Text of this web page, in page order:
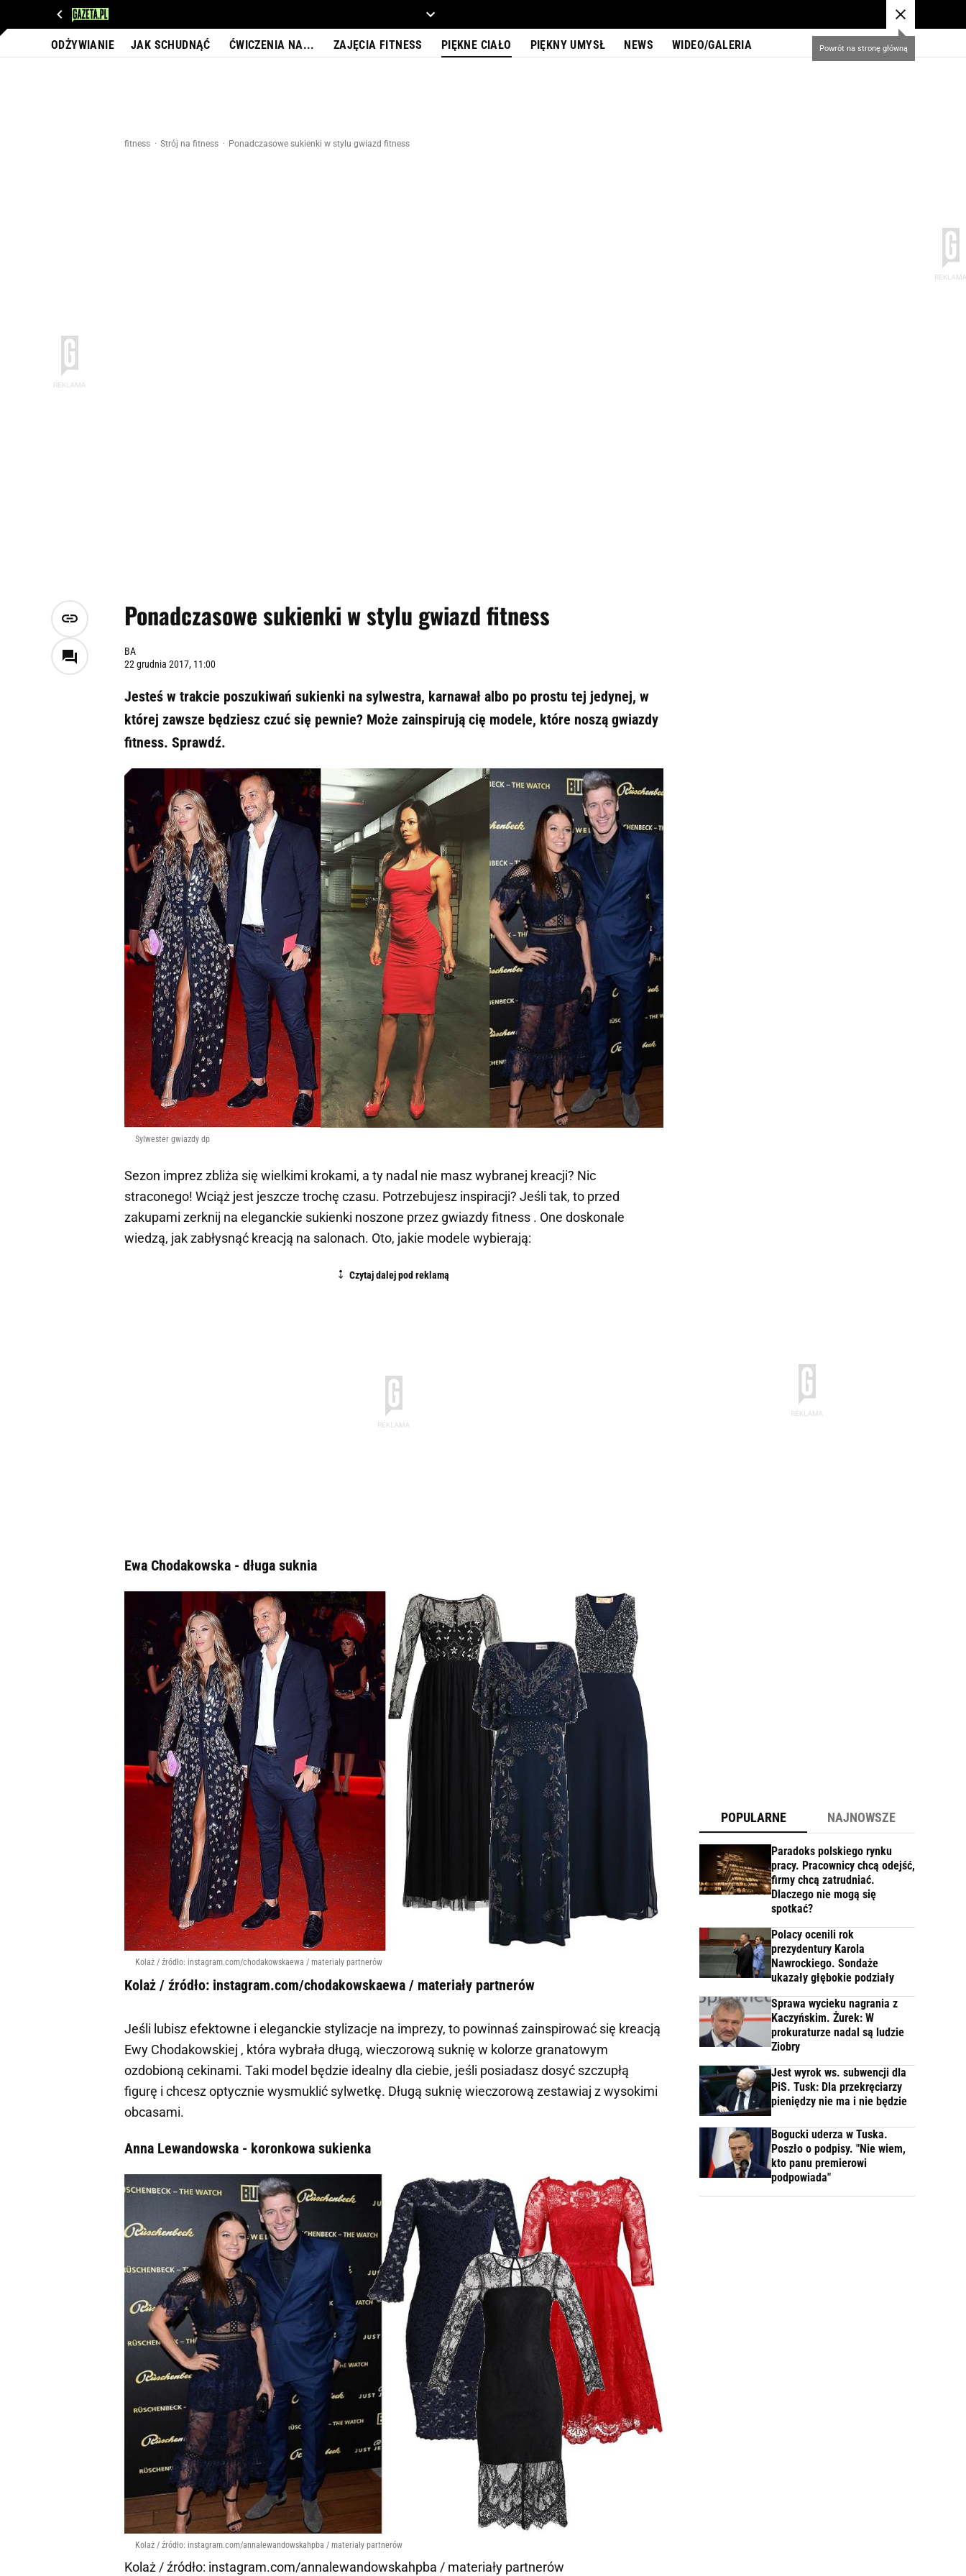
ODŻYWIANIE JAK SCHUDNĄĆ ĆWICZENIA NA... ZAJĘCIA FITNESS PIĘKNE CIAŁO PIĘKNY UMYSŁ NEWS WIDEO/GALERIA
fitness Strój na fitness Ponadczasowe sukienki w stylu gwiazd fitness
Ponadczasowe sukienki w stylu gwiazd fitness
BA
22 grudnia 2017, 11:00
Jesteś w trakcie poszukiwań sukienki na sylwestra, karnawał albo po prostu tej jedynej, w
której zawsze będziesz czuć się pewnie? Może zainspirują cię modele, które noszą gwiazdy
fitness. Sprawdź.
Sylwester gwiazdy dp
Sezon imprez zbliża się wielkimi krokami, a ty nadal nie masz wybranej kreacji? Nic
straconego! Wciąż jest jeszcze trochę czasu. Potrzebujesz inspiracji? Jeśli tak, to przed
zakupami zerknij na eleganckie sukienki noszone przez gwiazdy fitness . One doskonale
wiedzą, jak zabłysnąć kreacją na salonach. Oto, jakie modele wybierają:
Ewa Chodakowska - długa suknia
Kolaż / źródło: instagram.com/chodakowskaewa / materiały partnerów
Kolaż / źródło: instagram.com/chodakowskaewa / materiały partnerów
Jeśli lubisz efektowne i eleganckie stylizacje na imprezy, to powinnaś zainspirować się kreacją
Ewy Chodakowskiej , która wybrała długą, wieczorową suknię w kolorze granatowym
ozdobioną cekinami. Taki model będzie idealny dla ciebie, jeśli posiadasz dosyć szczupłą
figurę i chcesz optycznie wysmuklić sylwetkę. Długą suknię wieczorową zestawiaj z wysokimi
obcasami.
Anna Lewandowska - koronkowa sukienka
Kolaż / źródło: instagram.com/annalewandowskahpba / materiały partnerów
Kolaż / źródło: instagram.com/annalewandowskahpba / materiały partnerów
POPULARNE NAJNOWSZE
Paradoks polskiego rynku
pracy. Pracownicy chcą odejść,
firmy chcą zatrudniać.
Dlaczego nie mogą się
spotkać?
Polacy ocenili rok
prezydentury Karola
Nawrockiego. Sondaże
ukazały głębokie podziały
Sprawa wycieku nagrania z
Kaczyńskim. Żurek: W
prokuraturze nadal są ludzie
Ziobry
Jest wyrok ws. subwencji dla
PiS. Tusk: Dla przekręciarzy
pieniędzy nie ma i nie będzie
Bogucki uderza w Tuska.
Poszło o podpisy. "Nie wiem,
kto panu premierowi
podpowiada"